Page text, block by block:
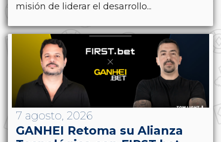
misión de liderar el desarrollo...
7 agosto, 2026
GANHEI Retoma su Alianza